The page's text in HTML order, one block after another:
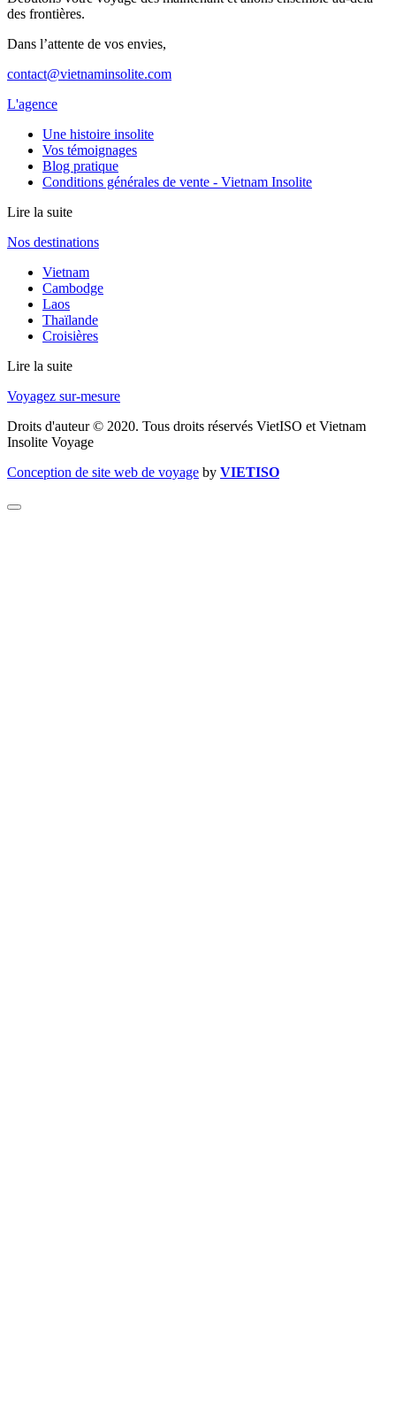
des frontières.
Dans l’attente de vos envies,
contact@vietnaminsolite.com
L'agence
Une histoire insolite
Vos témoignages
Blog pratique
Conditions générales de vente - Vietnam Insolite
Lire la suite
Nos destinations
Vietnam
Cambodge
Laos
Thaïlande
Croisières
Lire la suite
Voyagez sur-mesure
Droits d'auteur © 2020. Tous droits réservés VietISO et Vietnam
Insolite Voyage
Conception de site web de voyage by VIETISO